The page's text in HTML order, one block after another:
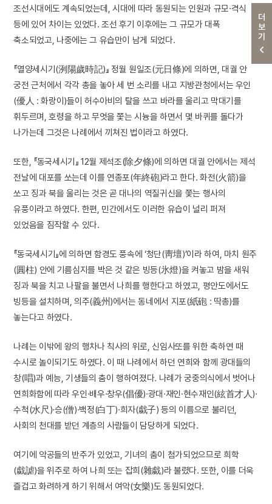
더보기
조선시대에도 계속되었는데, 시대에 따라 동원되는 인원과 규모·격식
등에 있어 차이는 있었다. 조선 후기 이후에는 그 규모가 대폭
축소되었고, 나중에는 그 유습만이 남게 되었다.
『열양세시기(洌陽歲時記)』 정월 원일조(元日條)에 의하면, 대궐 안
궁전 근처에서 각각 총을 놓아 세 번 소리를 내고 지방관청에서는 우인
(優人 : 화랑이)들이 허수아비의 탈을 쓰고 바라를 울리고 막대기를
휘두르며, 호령을 하고 무엇을 쫓는 시늉을 하면서 몇 바퀴를 돌다가
나가는데 그것은 나례에서 끼쳐진 법이라고 하였다.
또한, 『동국세시기』 12월 제석조(除夕條)에 의하면 대궐 안에서는 제석
전날에 대포를 쏘는데 이를 연종포(年終砲)라고 한다. 화전(火箭)을
쏘고 징과 북을 울리는 것은 곧 대나의 역질귀신을 쫓는 행사의
유풍이라고 하였다. 한편, 민간에서도 이러한 유습이 널리 퍼져
있었음을 짐작할 수 있다.
『동국세시기』에 의하면 함경도 풍속에 ‘청단(靑壇)’이라 하여, 마치 원주
(圓柱) 안에 기름심지를 박은 것 같은 빙등(氷燈)을 켜놓고 밤을 새워
징과 북을 치고 나팔을 불면서 나희를 행한다고 하였고, 평안도에서도
빙등을 설치하며, 의주(義州)에서는 동네에서 지포(紙砲 : 딱총)를
놓는다고 하였다.
나례는 이밖에 왕의 행차나 칙사의 위로, 신임사또를 위한 축하연 때
수시로 놀이되기도 하였다. 이 때 나례에서 하던 연희와 함께 광대들의
창(唱)과 예능, 기생들의 춤이 행하여졌다. 나례가 궁중의식에서 벗어나
연희화함에 따라 우인·배우·창우(倡優)·광대·재인·현수재인(絃首才人)·
수척(水尺)·승(僧)·백정(白丁)·희자(戱子) 등의 이름으로 불리던,
사회의 천대를 받던 계층의 사람들이 담당하게 되었다.
여기에 악공들의 반주가 있었고, 기녀의 춤이 첨가되었으므로 희학
(戱謔)을 위주로 하여 나희 또는 잡희(雜戱)라 불렸다. 또한, 이를 더욱
즐겁고 화려하게 하기 위해서 여악(女樂)도 동원되었다.